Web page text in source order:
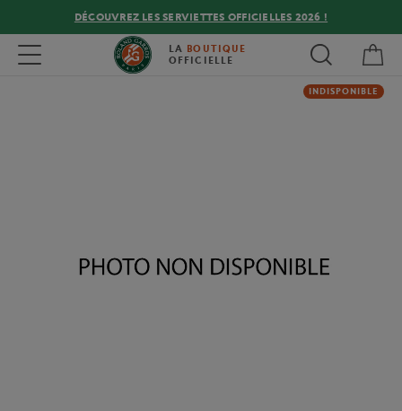
DÉCOUVREZ LES SERVIETTES OFFICIELLES 2026 !
Toggle navigation LA BOUTIQUE
OFFICIELLE
INDISPONIBLE